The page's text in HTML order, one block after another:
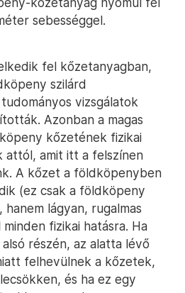
sebességgel.
fel kőzetanyagban,
szilárd
vizsgálatok
Azonban a magas
kőzetének fizikai
attól, amit itt a felszínen
A kőzet a földköpenyben
(ez csak a földköpeny
lágyan, rugalmas
fizikai hatásra. Ha
részén, az alatta lévő
felhevülnek a kőzetek,
és ha ez egy